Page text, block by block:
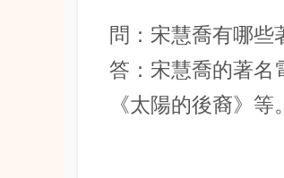
問：宋慧喬有哪些
答：宋慧喬的著名
《太陽的後裔》等。